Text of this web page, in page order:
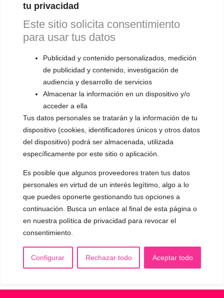
tu privacidad
Este sitio solicita consentimiento
para usar tus datos
Publicidad y contenido personalizados, medición
de publicidad y contenido, investigación de
audiencia y desarrollo de servicios
Almacenar la información en un dispositivo y/o
acceder a ella
Tus datos personales se tratarán y la información de tu
dispositivo (cookies, identificadores únicos y otros datos
del dispositivo) podrá ser almacenada, utilizada
específicamente por este sitio o aplicación.
Es posible que algunos proveedores traten tus datos
personales en virtud de un interés legítimo, algo a lo
que puedes oponerte gestionando tus opciones a
continuación. Busca un enlace al final de esta página o
en nuestra política de privacidad para revocar el
consentimiento.
Configurar Rechazar todo Aceptar todo
▪️ Masculinización de la voz
▪️ Neutralización de la voz
▪️ Androginización de la voz
OTRAS SESIONES
▪️ Voz virilizada por esteroides
▪️ Modificación del acento
CONTACTO Y CITAS
✅Pide tu CITA ONLINE
WhatsApp :+34 625 14 46 47
Email :contacto@femivoz.es